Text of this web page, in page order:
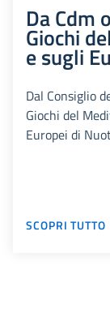
Da Cdm
Giochi
e sugli
Dal Consiglio
Giochi del
Europei di
SCOPRI TUTTO